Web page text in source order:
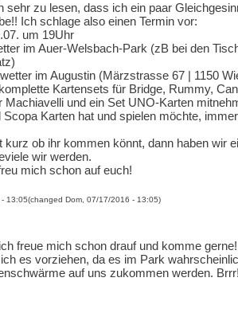
13:05(changed Dom, 07/17/2016 - 13:05)
sehr zu lesen, dass ich ein paar
Ich schlage also einen Termin vor:
um 19Uhr
im Auer-Welsbach-Park (zB bei den
im Augustin (Märzstrasse 67 | 1150
Kartensets für Bridge, Rummy,
Machiavelli und ein Set UNO-Karten
Scopa Karten hat und spielen möchte, immer
kurz ob ihr kommen könnt, dann haben wir
wir werden.
mich schon auf euch!
freue mich schon drauf und komme
es vorziehen, da es im Park
auf uns zukommen werden.